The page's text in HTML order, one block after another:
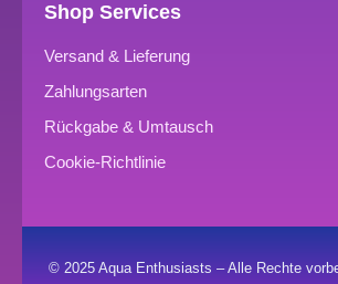
Shop Services
Versand & Lieferung
Zahlungsarten
Rückgabe & Umtausch
Cookie-Richtlinie
© 2025 Aqua Enthusiasts – Alle Rechte